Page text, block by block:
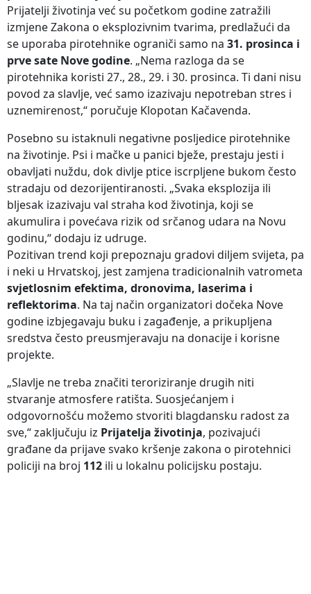
Prijatelji životinja već su početkom godine zatražili
izmjene Zakona o eksplozivnim tvarima, predlažući da
se uporaba pirotehnike ograniči samo na 31. prosinca i
prve sate Nove godine. „Nema razloga da se
pirotehnika koristi 27., 28., 29. i 30. prosinca. Ti dani nisu
povod za slavlje, već samo izazivaju nepotreban stres i
uznemirenost,“ poručuje Klopotan Kačavenda.
Posebno su istaknuli negativne posljedice pirotehnike
na životinje. Psi i mačke u panici bježe, prestaju jesti i
obavljati nuždu, dok divlje ptice iscrpljene bukom često
stradaju od dezorijentiranosti. „Svaka eksplozija ili
bljesak izazivaju val straha kod životinja, koji se
akumulira i povećava rizik od srčanog udara na Novu
godinu,“ dodaju iz udruge.
Pozitivan trend koji prepoznaju gradovi diljem svijeta, pa
i neki u Hrvatskoj, jest zamjena tradicionalnih vatrometa
svjetlosnim efektima, dronovima, laserima i
reflektorima. Na taj način organizatori dočeka Nove
godine izbjegavaju buku i zagađenje, a prikupljena
sredstva često preusmjeravaju na donacije i korisne
projekte.
„Slavlje ne treba značiti teroriziranje drugih niti
stvaranje atmosfere ratišta. Suosjećanjem i
odgovornošću možemo stvoriti blagdansku radost za
sve,“ zaključuju iz Prijatelja životinja, pozivajući
građane da prijave svako kršenje zakona o pirotehnici
policiji na broj 112 ili u lokalnu policijsku postaju.